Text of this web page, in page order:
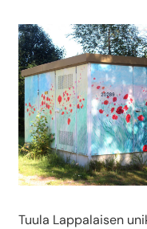
Tuula Lappalaisen